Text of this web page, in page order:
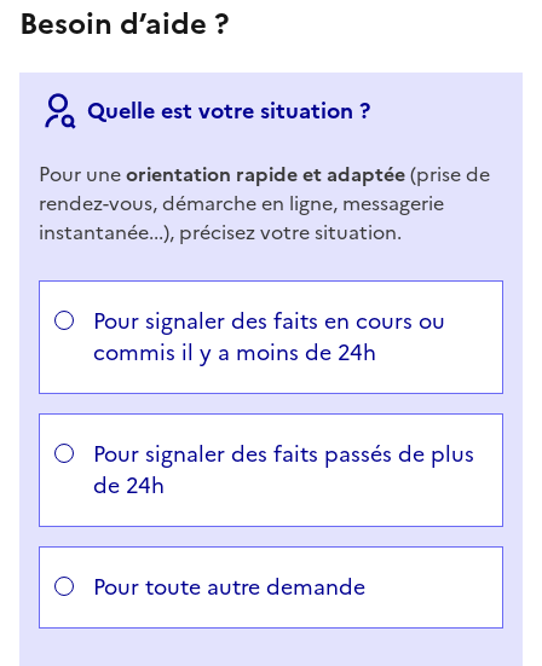
Besoin d’aide ?
Quelle est votre situation ?
Pour uneorientation rapide et adaptée(prise de
rendez-vous, démarche en ligne, messagerie
instantanée...), précisez votre situation.
Répondez aux questions successives et les réponses
Vous avez choisi
Pour signaler des faits en cours ou
commis il y a moins de 24h
Pour signaler des faits passés de plus
de 24h
Pour toute autre demande